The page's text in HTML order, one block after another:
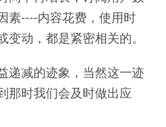
素----内容花费，使用时
动，都是紧密相关的。
递减的迹象，当然这一迹
那时我们会及时做出应